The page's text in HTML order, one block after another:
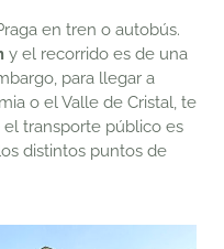
en tren o autobús.
y el recorrido es de una
para llegar a
o el Valle de Cristal, te
transporte público es
distintos puntos de